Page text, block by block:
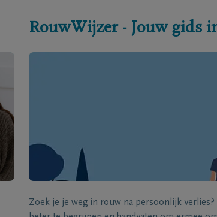
RouwWijzer - Jouw gids
Zoek je je weg in rouw na persoonlijk